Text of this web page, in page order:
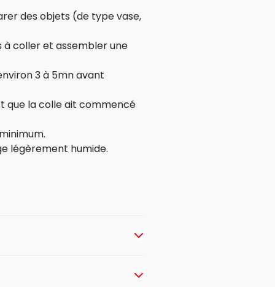
des objets (de type vase,
à coller et assembler une
3 à 5mn avant
que la colle ait commencé
légèrement humide.